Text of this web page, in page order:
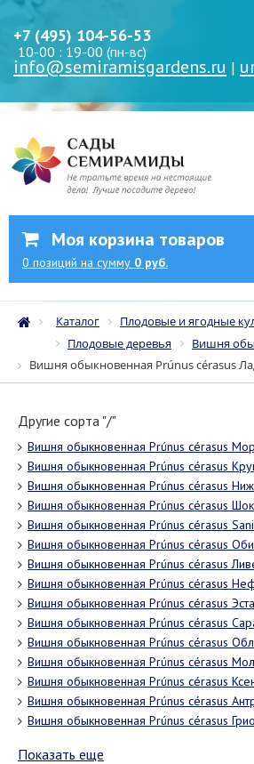
+7 (495) 104-56-53
10-00 : 19-00 (пн-вс)
info@semiramisgardens.ru |
Моя корзина товаров
0 позиций на сумму 0 руб.
Каталог
Плодовые и ягодные
Плодовые деревья
Вишня
Вишня обыкновенная Prúnus cérasus
Другие сорта "/"
Вишня обыкновенная Prúnus cérasus
Вишня обыкновенная Prúnus cérasus
Вишня обыкновенная Prúnus cérasus
Вишня обыкновенная Prúnus cérasus
Вишня обыкновенная Prúnus cérasus
Вишня обыкновенная Prúnus cérasus
Вишня обыкновенная Prúnus cérasus
Вишня обыкновенная Prúnus cérasus
Вишня обыкновенная Prúnus cérasus
Вишня обыкновенная Prúnus cérasus
Вишня обыкновенная Prúnus cérasus
Вишня обыкновенная Prúnus cérasus
Вишня обыкновенная Prúnus cérasus
Вишня обыкновенная Prúnus cérasus
Вишня обыкновенная Prúnus cérasus
Показать еще